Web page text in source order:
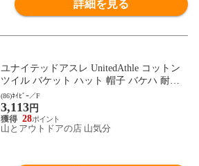
詳細を見る
ユナイテッドアスレ UnitedAthle コットン
ツイル バケット ハット 帽子 バケハ 耐久
性 屋外 タウンユース 熱中症対策 円筒クラ
ウン 放熱 コンフォート設計 菊穴 日よけ
日差し対策 力小粋 967501 ネイビｰ
(86)ﾈｲﾋﾞｰ／F
3,113円
28
山とアウトドアの店 山気分